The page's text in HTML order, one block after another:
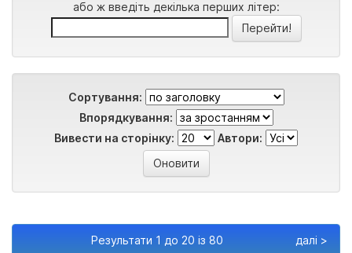
або ж введіть декілька перших літер:
Сортування:
Впорядкування:
Вивести на сторінку:
Автори:
Результати 1 до 20 із 80 далі >